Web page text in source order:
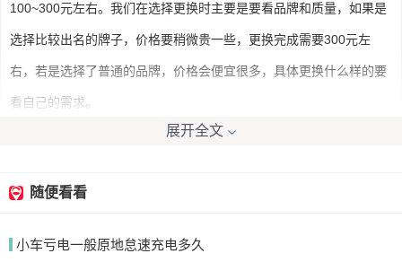
100~300元左右。我们在选择更换时主要是要看品牌和质量，如果是
选择比较出名的牌子，价格要稍微贵一些，更换完成需要300元左
右，若是选择了普通的品牌，价格会便宜很多，具体更换什么样的要
看自己的需求。
展开全文
随便看看
小车亏电一般原地怠速充电多久